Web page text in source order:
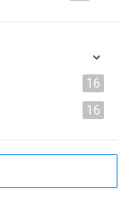
16
16